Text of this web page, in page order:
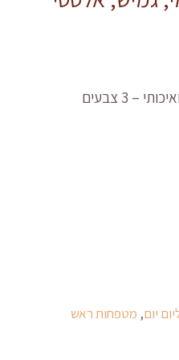
כיסוי ראש מודרני עם פפיון קדמי, גמיש, אלסטי ואיכותי – 3 צבעים
יום, מטפחות ראש